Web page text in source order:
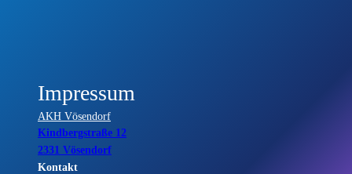
Impressum
AKH Vösendorf
Kindbergstraße 12
2331 Vösendorf
Kontakt